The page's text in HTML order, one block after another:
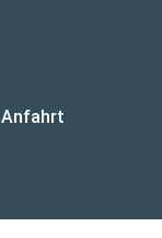
Anfahrt